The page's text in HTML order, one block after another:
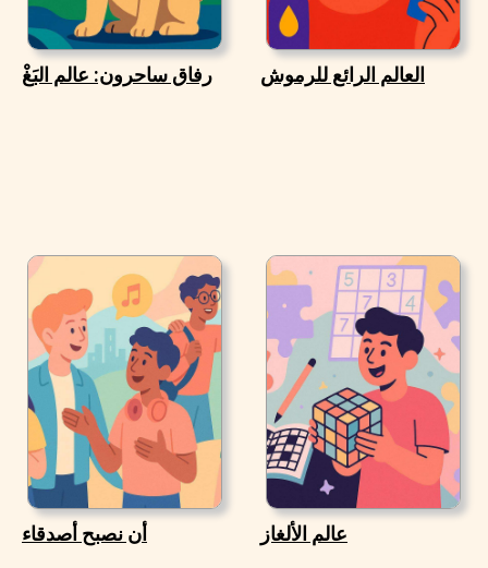
رفاق ساحرون: عالم البَغْ العالم الرائع للرموش
أن نصبح أصدقاء عالم الألغاز